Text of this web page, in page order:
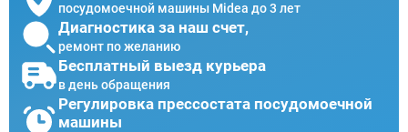
посудомоечной машины Midea до 3 лет
Диагностика за наш счет,
ремонт по желанию
Бесплатный выезд курьера
в день обращения
Регулировка прессостата посудомоечной
машины